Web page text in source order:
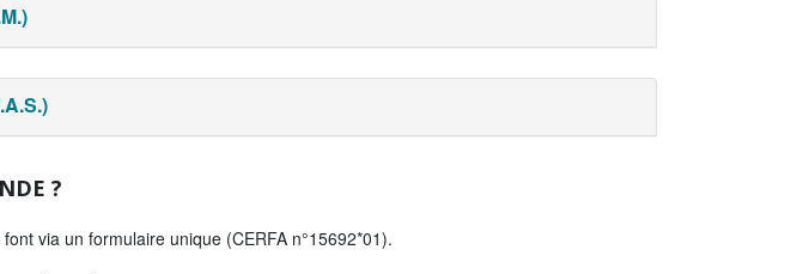
?
via un formulaire unique (CERFA n°15692*01).